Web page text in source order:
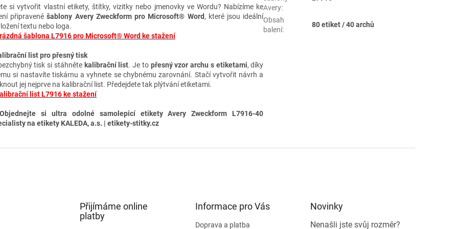
si vytvořit vlastní etikety, štítky, vizitky nebo jmenovky ve Wordu? Nabízíme ke
připravenéšablony Avery Zweckform pro Microsoft® Word, které jsou ideální
textu nebo loga.
šablona L7916 pro Microsoft® Word ke stažení
list pro přesný tisk
tisk si stáhněte kalibrační list. Je to přesný vzor archu s etiketami, díky
si nastavíte tiskárnu a vyhnete se chybnému zarovnání. Stačí vytvořit návrh a
jej nejprve na kalibrační list. Předejdete tak plýtvání etiketami.
list L7916 ke stažení
Objednejte si ultra odolné samolepicí etikety Avery Zweckform L7916-40
na etikety KALEDA, a.s. | etikety-stitky.cz
Avery:
Obsah
balení:
80 etiket / 40 archů
Přijímáme online
platby
Informace pro Vás
Doprava a platba
Novinky
Nenašli jste svůj rozměr?